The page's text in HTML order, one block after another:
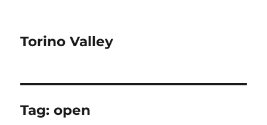
Torino Valley
Tag:open